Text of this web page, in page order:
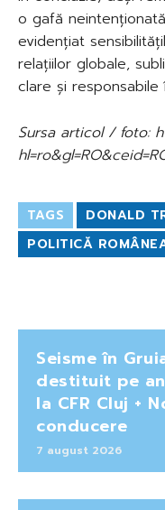
o gafă
evidențiat
relațiilor globale,
clare și responsabile
Sursa articol / foto:
TAGS DONALD
POLITICĂ
Seisme în
destituit pe
la CFR Cluj +
conducere
7 august 2026